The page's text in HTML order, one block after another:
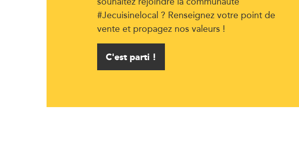
#Jecuisinelocal ? Renseignez votre point de
vente et propagez nos valeurs !
C'est parti !